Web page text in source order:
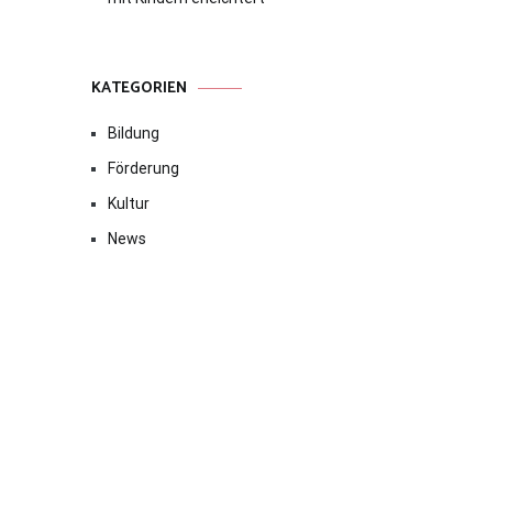
KATEGORIEN
Bildung
Förderung
Kultur
News